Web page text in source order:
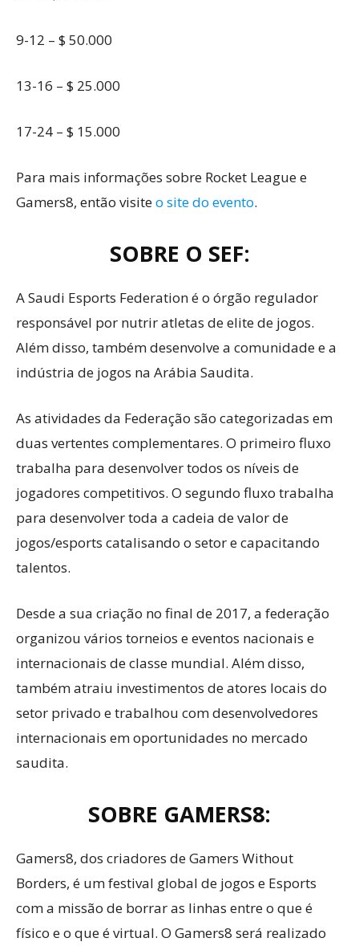
9-12 – $ 50.000
13-16 – $ 25.000
17-24 – $ 15.000
Para mais informações sobre Rocket League e
Gamers8, então visiteo site do evento.
SOBRE O SEF:
A Saudi Esports Federation é o órgão regulador
responsável por nutrir atletas de elite de jogos.
Além disso, também desenvolve a comunidade e a
indústria de jogos na Arábia Saudita.
As atividades da Federação são categorizadas em
duas vertentes complementares. O primeiro fluxo
trabalha para desenvolver todos os níveis de
jogadores competitivos. O segundo fluxo trabalha
para desenvolver toda a cadeia de valor de
jogos/esports catalisando o setor e capacitando
talentos.
Desde a sua criação no final de 2017, a federação
organizou vários torneios e eventos nacionais e
internacionais de classe mundial. Além disso,
também atraiu investimentos de atores locais do
setor privado e trabalhou com desenvolvedores
internacionais em oportunidades no mercado
saudita.
SOBRE GAMERS8:
Gamers8, dos criadores de Gamers Without
Borders, é um festival global de jogos e Esports
com a missão de borrar as linhas entre o que é
físico e o que é virtual. O Gamers8 será realizado